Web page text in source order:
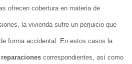
ofrecen cobertura en materia de
la vivienda sufre un perjuicio que
forma accidental. En estos casos la
reparaciones correspondientes, así como